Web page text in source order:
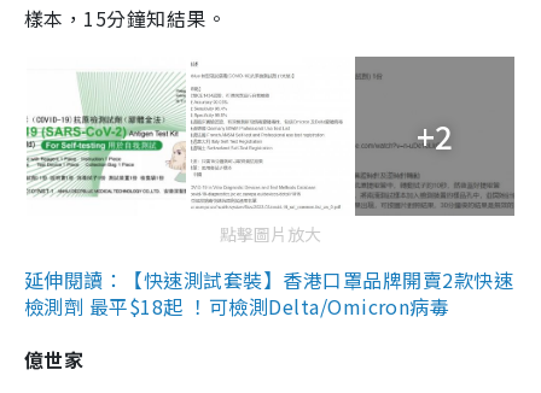
樣本，15分鐘知結果。
+2
點擊圖片放大
延伸閱讀：【快速測試套裝】香港口罩品牌開賣2款快速
檢測劑 最平$18起 ！可檢測Delta/Omicron病毒
億世家